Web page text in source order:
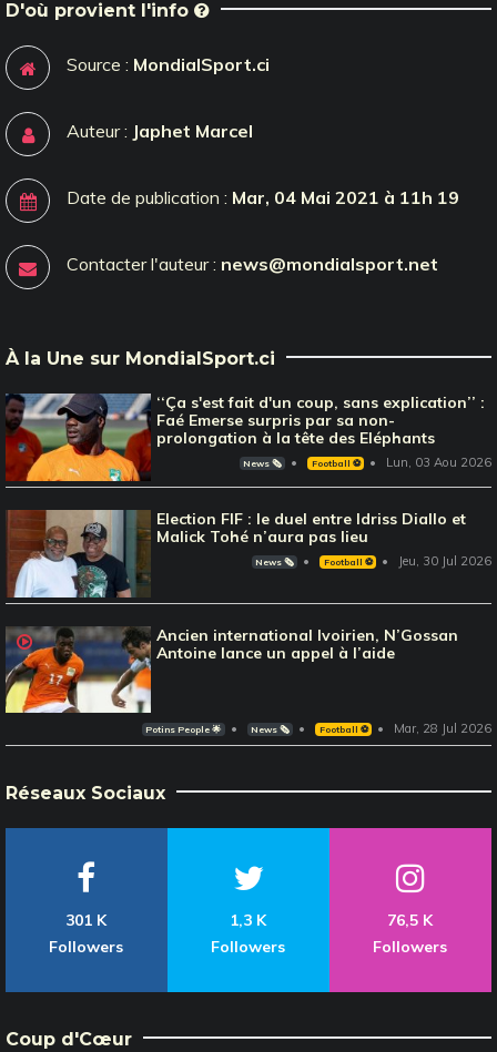
D'où provient l'info
Source : MondialSport.ci
Auteur : Japhet Marcel
Date de publication : Mar, 04 Mai 2021 à 11h 19
Contacter l'auteur : news@mondialsport.net
À la Une sur MondialSport.ci
‘‘Ça s'est fait d'un coup, sans explication’’ :
Faé Emerse surpris par sa non-
prolongation à la tête des Eléphants
News 🗞️ Football ⚽️ Lun, 03 Aou 2026
Election FIF : le duel entre Idriss Diallo et
Malick Tohé n’aura pas lieu
News 🗞️ Football ⚽️ Jeu, 30 Jul 2026
Ancien international Ivoirien, N’Gossan
Antoine lance un appel à l’aide
Potins People 🌟 News 🗞️ Football ⚽️ Mar, 28 Jul 2026
Réseaux Sociaux
301 K
Followers
1,3 K
Followers
76,5 K
Followers
Coup d'Cœur